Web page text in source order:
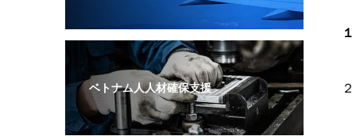
ベトナム人人材確保支援